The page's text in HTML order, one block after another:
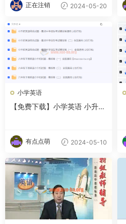
正在注销 2024-05-20
小学英语
【免费下载】小学英语 小升初
有点点萌 2024-05-10